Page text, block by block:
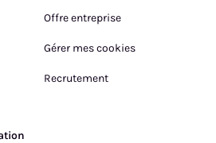
Offre entreprise
Gérer mes cookies
Recrutement